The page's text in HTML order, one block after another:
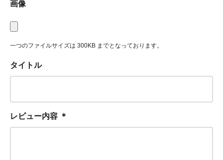
画像
一つのファイルサイズは 300KB までとなっております。
タイトル
レビュー内容 ＊